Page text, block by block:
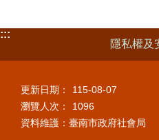
:::
隱私權及
更新日期：
115-08-07
瀏覽人次：
1096
資料維護：臺南市政府社會局